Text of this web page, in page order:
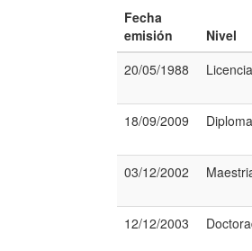
Fecha
emisión
Nivel
20/05/1988
18/09/2009
03/12/2002
12/12/2003